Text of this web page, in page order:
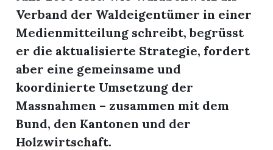
Verband der Waldeigentümer in einer
Medienmitteilung schreibt, begrüsst
er die aktualisierte Strategie, fordert
aber eine gemeinsame und
koordinierte Umsetzung der
Massnahmen – zusammen mit dem
Bund, den Kantonen und der
Holzwirtschaft.